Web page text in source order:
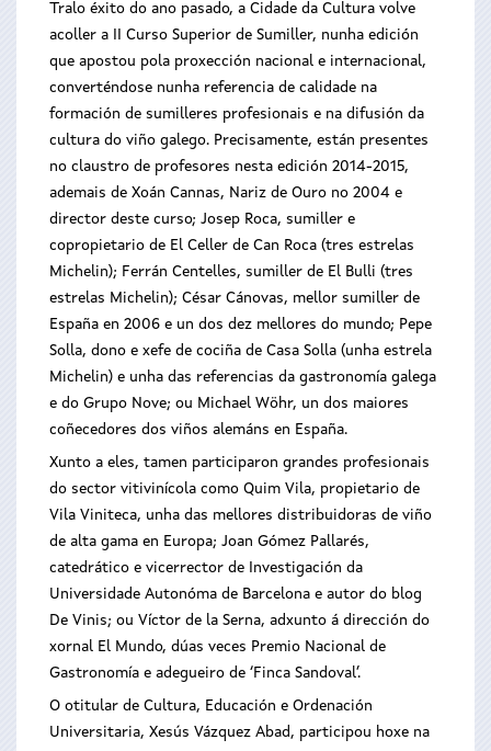
Tralo éxito do ano pasado, a Cidade da Cultura volve
acoller a II Curso Superior de Sumiller, nunha edición
que apostou pola proxección nacional e internacional,
converténdose nunha referencia de calidade na
formación de sumilleres profesionais e na difusión da
cultura do viño galego. Precisamente, están presentes
no claustro de profesores nesta edición 2014-2015,
ademais de Xoán Cannas, Nariz de Ouro no 2004 e
director deste curso; Josep Roca, sumiller e
copropietario de El Celler de Can Roca (tres estrelas
Michelin); Ferrán Centelles, sumiller de El Bulli (tres
estrelas Michelin); César Cánovas, mellor sumiller de
España en 2006 e un dos dez mellores do mundo; Pepe
Solla, dono e xefe de cociña de Casa Solla (unha estrela
Michelin) e unha das referencias da gastronomía galega
e do Grupo Nove; ou Michael Wöhr, un dos maiores
coñecedores dos viños alemáns en España.
Xunto a eles, tamen participaron grandes profesionais
do sector vitivinícola como Quim Vila, propietario de
Vila Viniteca, unha das mellores distribuidoras de viño
de alta gama en Europa; Joan Gómez Pallarés,
catedrático e vicerrector de Investigación da
Universidade Autonóma de Barcelona e autor do blog
De Vinis; ou Víctor de la Serna, adxunto á dirección do
xornal El Mundo, dúas veces Premio Nacional de
Gastronomía e adegueiro de ‘Finca Sandoval’.
O otitular de Cultura, Educación e Ordenación
Universitaria, Xesús Vázquez Abad, participou hoxe na